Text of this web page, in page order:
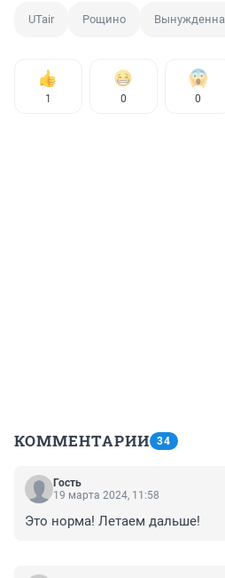
UTair Рощино
1 0 0
КОММЕНТАРИИ 34
Гость
19 марта 2024, 11:58
Это норма! Летаем дальше!